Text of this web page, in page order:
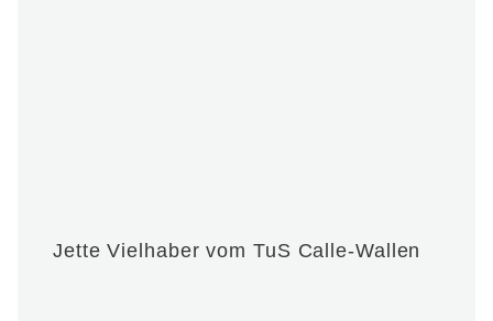
Jette Vielhaber vom TuS Calle-Wallen